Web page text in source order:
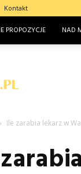
Kontakt
PROPOZYCJE NAD
Ile zarabia lekarz w